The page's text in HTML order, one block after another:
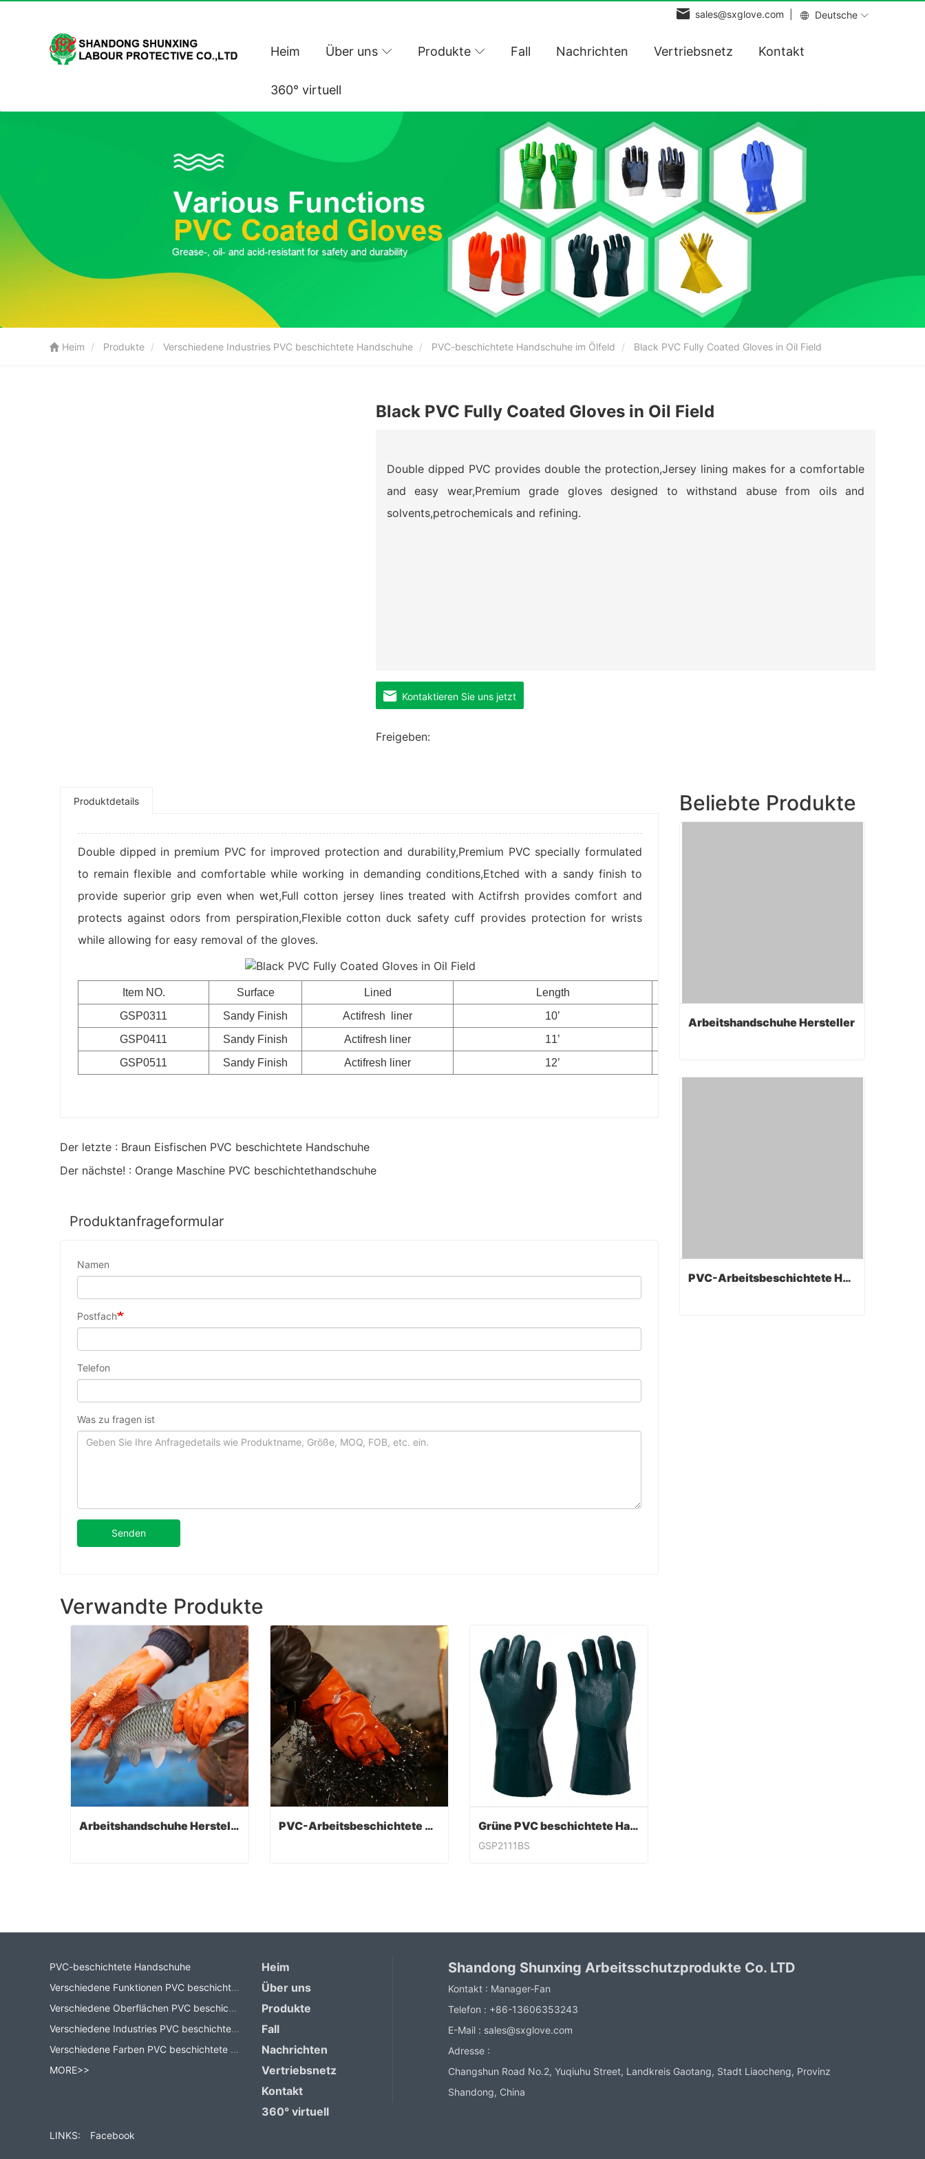
Deutsche
sales@sxglove.com |
Heim Über uns Produkte Fall Nachrichten Vertriebsnetz Kontakt
360° virtuell
Heim Produkte Verschiedene Industries PVC beschichtete Handschuhe PVC-beschichtete Handschuhe im Ölfeld Black PVC Fully Coated Gloves in Oil Field
Black PVC Fully Coated Gloves in Oil Field
Double dipped PVC provides double the protection,Jersey lining makes for a comfortable
and easy wear,Premium grade gloves designed to withstand abuse from oils and
solvents,petrochemicals and refining.
Kontaktieren Sie uns jetzt
Freigeben:
Produktdetails
Double dipped in premium PVC for improved protection and durability,Premium PVC specially formulated
to remain flexible and comfortable while working in demanding conditions,Etched with a sandy finish to
provide superior grip even when wet,Full cotton jersey lines treated with Actifrsh provides comfort and
protects against odors from perspiration,Flexible cotton duck safety cuff provides protection for wrists
while allowing for easy removal of the gloves.
Item NO. Surface Lined Length
GSP0311
Sandy Finish Actifresh liner 10’ 10
Knit Wrist
GSP0411
Sandy Finish Actifresh liner 11’
GSP0511
Sandy Finish Actifresh liner 12’
Der letzte : Braun Eisfischen PVC beschichtete Handschuhe
Der nächste! : Orange Maschine PVC beschichtethandschuhe
Produktanfrageformular
Namen
Postfach
Telefon
Was zu fragen ist
Senden
Verwandte Produkte
Arbeitshandschuhe Hersteller PVC-Arbeitsbeschichtete Handschuhe Grüne PVC beschichtete Handschuhe Sandy Finish
GSP2111BS
Beliebte Produkte
Arbeitshandschuhe Hersteller
Arbeitshandschuhe Hersteller
PVC-Arbeitsbeschichtete Handschuhe
PVC-beschichtete Handschuhe
Verschiedene Funktionen PVC beschichtete Handschuhe
Verschiedene Oberflächen PVC beschichtete Handschuhe
Verschiedene Industries PVC beschichtete Handschuhe
Verschiedene Farben PVC beschichtete Handschuhe
MORE>>
Heim
Über uns
Produkte
Fall
Nachrichten
Vertriebsnetz
Kontakt
360° virtuell
Shandong Shunxing Arbeitsschutzprodukte Co. LTD
Kontakt : Manager-Fan
Telefon : +86-13606353243
E-Mail : sales@sxglove.com
Adresse :
Changshun Road No.2, Yuqiuhu Street, Landkreis Gaotang, Stadt Liaocheng, Provinz
Shandong, China
LINKS: Facebook